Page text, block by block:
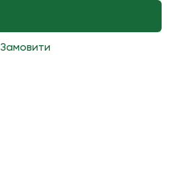
Замовити